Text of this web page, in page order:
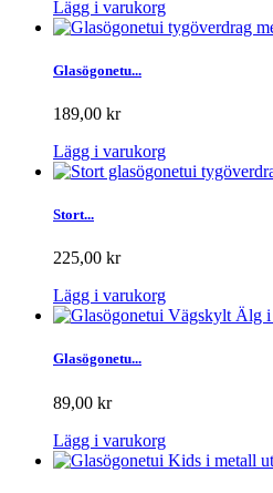
Lägg i varukorg
Glasögonetu...
189,00 kr
Lägg i varukorg
Stort...
225,00 kr
Lägg i varukorg
Glasögonetu...
89,00 kr
Lägg i varukorg